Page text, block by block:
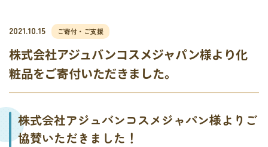
2021.10.15 ご寄付・ご支援
株式会社アジュバンコスメジャパン様より化
粧品をご寄付いただきました。
株式会社アジュバンコスメジャパン様よりご
協賛いただきました！